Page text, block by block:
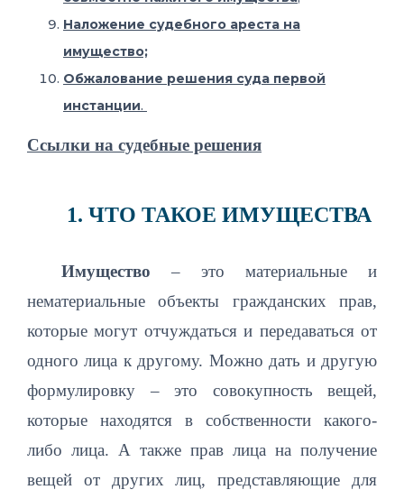
Наложение судебного ареста на
имущество;
Обжалование решения суда первой
инстанции.
Ссылки на судебные решения
1. ЧТО ТАКОЕ ИМУЩЕСТВА
Имущество – это материальные и
нематериальные объекты гражданских прав,
которые могут отчуждаться и передаваться от
одного лица к другому. Можно дать и другую
формулировку – это совокупность вещей,
которые находятся в собственности какого-
либо лица. А также прав лица на получение
вещей от других лиц, представляющие для